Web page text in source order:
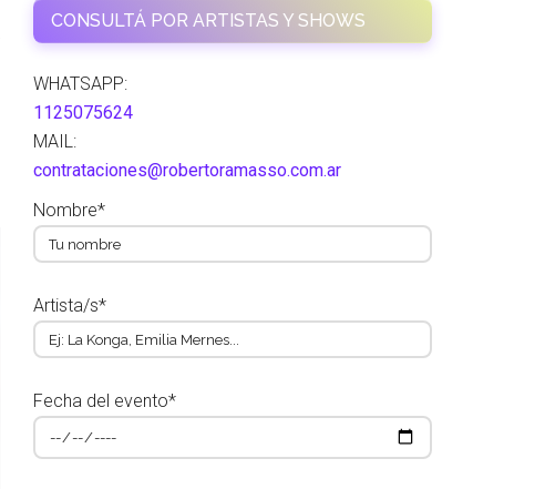
CONSULTÁ POR ARTISTAS Y SHOWS
WHATSAPP:
1125075624
MAIL:
contrataciones@robertoramasso.com.ar
Nombre*
Artista/s*
Fecha del evento*